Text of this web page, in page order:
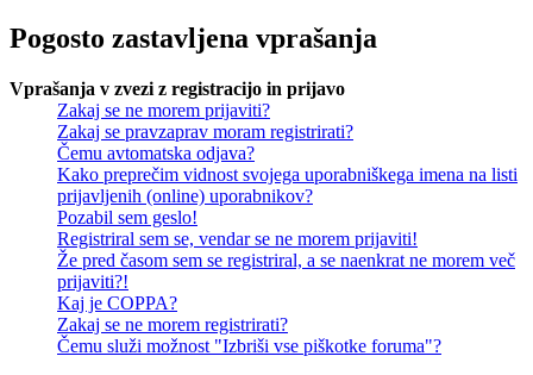
Pogosto zastavljena vprašanja
Vprašanja v zvezi z registracijo in prijavo
Zakaj se ne morem prijaviti?
Zakaj se pravzaprav moram registrirati?
Čemu avtomatska odjava?
Kako preprečim vidnost svojega uporabniškega imena na listi
prijavljenih (online) uporabnikov?
Pozabil sem geslo!
Registriral sem se, vendar se ne morem prijaviti!
Že pred časom sem se registriral, a se naenkrat ne morem več
prijaviti?!
Kaj je COPPA?
Zakaj se ne morem registrirati?
Čemu služi možnost "Izbriši vse piškotke foruma"?